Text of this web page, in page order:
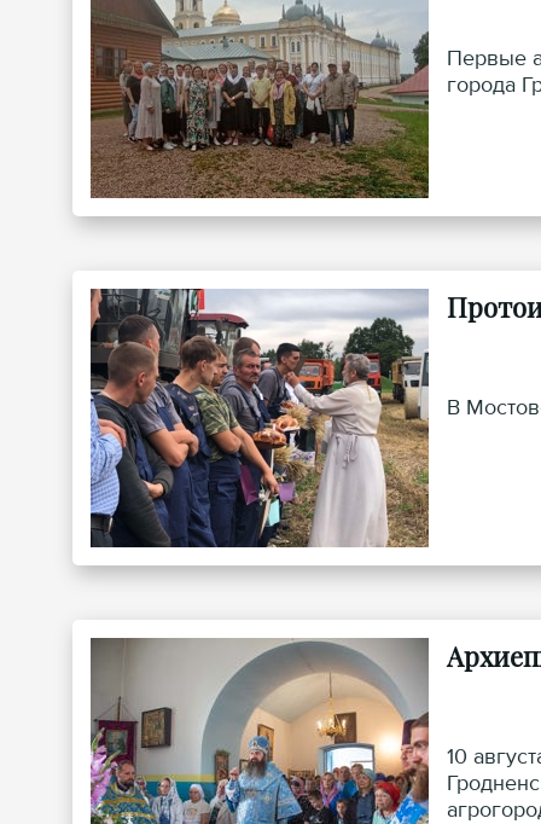
Первые
города
В
10